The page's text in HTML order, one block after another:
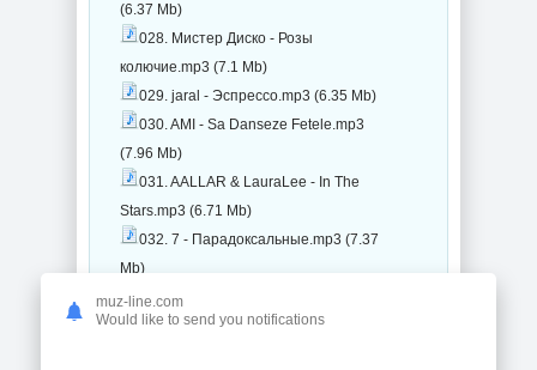
(6.37 Mb)
028. Мистер Диско - Розы
колючие.mp3 (7.1 Mb)
029. jaral - Эспрессо.mp3 (6.35 Mb)
030. AMI - Sa Danseze Fetele.mp3
(7.96 Mb)
031. AALLAR & LauraLee - In The
Stars.mp3 (6.71 Mb)
032. 7 - Парадоксальные.mp3 (7.37
Mb)
033. Неизвестный Солдат - Ангел
хранитель.mp3 (7.76 Mb)
muz-line.com
Would like to send you notifications